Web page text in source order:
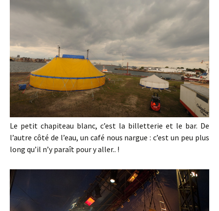
Le petit chapiteau blanc, c’est la billetterie et le bar. De
l’autre côté de l’eau, un café nous nargue : c’est un peu plus
long qu’il n’y paraît pour y aller.. !